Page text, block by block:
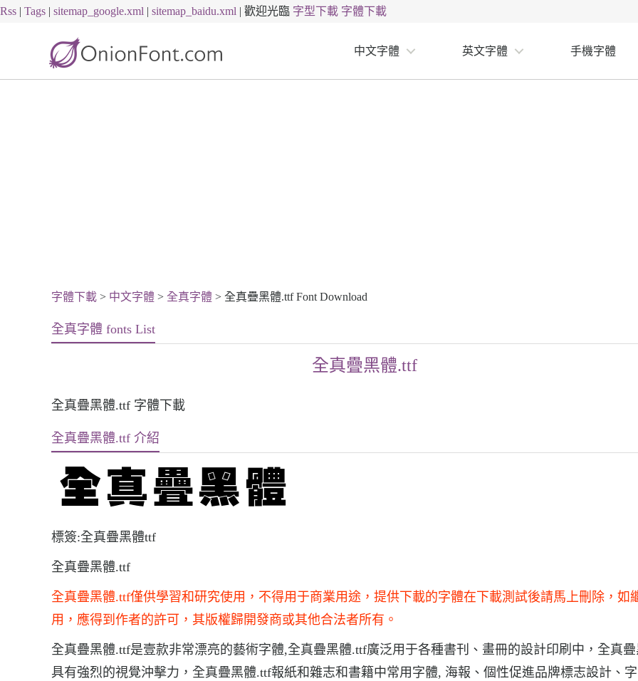
Rss | Tags | sitemap_google.xml | sitemap_baidu.xml | 歡迎光臨 字型下載 字體下載
中文字體 英文字體 手機字體
字體下載 > 中文字體 > 全真字體 > 全真疊黑體.ttf Font Download
全真字體 fonts List
全真疊黑體.ttf
全真疊黑體.ttf 字體下載
全真疊黑體.ttf 介紹
標簽:全真疊黑體ttf
全真疊黑體.ttf
全真疊黑體.ttf僅供學習和研究使用，不得用于商業用途，提供下載的字體在下載測試後請馬上刪除，如
用，應得到作者的許可，其版權歸開發商或其他合法者所有。
全真疊黑體.ttf是壹款非常漂亮的藝術字體,全真疊黑體.ttf廣泛用于各種書刊、畫冊的設計印刷中，全真
具有強烈的視覺沖擊力，全真疊黑體.ttf報紙和雜志和書籍中常用字體, 海報、個性促進品牌標志設計、